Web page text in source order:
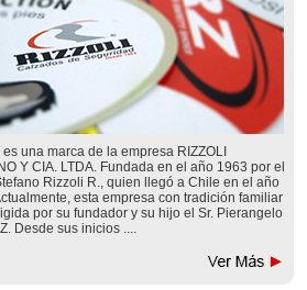
es una marca de la empresa RIZZOLI
Y CIA. LTDA. Fundada en el año 1963 por el
Rizzoli R., quien llegó a Chile en el año
esta empresa con tradición familiar
por su fundador y su hijo el Sr. Pierangelo
Desde sus inicios ....